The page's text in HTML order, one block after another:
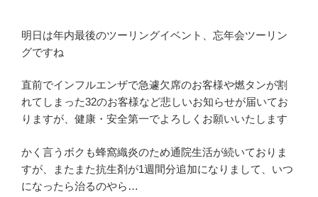
明日は年内最後のツーリングイベント、忘年会ツーリン
グですね
直前でインフルエンザで急遽欠席のお客様や燃タンが割
れてしまった32のお客様など悲しいお知らせが届いてお
りますが、健康・安全第一でよろしくお願いいたします
かく言うボクも蜂窩織炎のため通院生活が続いておりま
すが、またまた抗生剤が1週間分追加になりまして、いつ
になったら治るのやら…